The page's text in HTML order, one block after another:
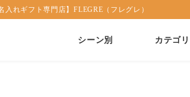
名入れギフト専門店】FLEGRE（フレグレ）
シーン別 カテゴリ